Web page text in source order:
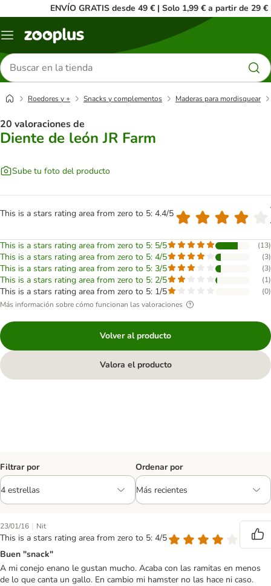
ENVÍO GRATIS desde 49 € | Solo 1,99 € a partir de 29 €
Menú
Buscar
productos
Roedores y + Snacks y complementos Maderas para mordisquear
20 valoraciones de
Diente de león JR Farm
Sube tu foto del producto
This is a stars rating area from zero to 5: 4.4/5
This is a stars rating area from zero to 5: 5/5 (13)
This is a stars rating area from zero to 5: 4/5 (3)
This is a stars rating area from zero to 5: 3/5 (3)
This is a stars rating area from zero to 5: 2/5 (1)
This is a stars rating area from zero to 5: 1/5 (0)
Más información sobre cómo funcionan las valoraciones
Volver al producto
Valora el producto
Filtrar por Ordenar por
23/01/16 | Nit
This is a stars rating area from zero to 5: 4/5
Buen "snack"
A mi conejo enano le gustan mucho. Acaba con las ramitas en menos
de lo que canta un gallo. En cambio mi hamster no las hace ni caso.